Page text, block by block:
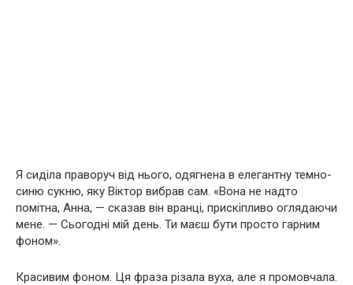
Я сиділа праворуч від нього, одягнена в елегантну темно-
синю сукню, яку Віктор вибрав сам. «Вона не надто
помітна, Анна, — сказав він вранці, прискіпливо оглядаючи
мене. — Сьогодні мій день. Ти маєш бути просто гарним
фоном».
Красивим фоном. Ця фраза різала вуха, але я промовчала.